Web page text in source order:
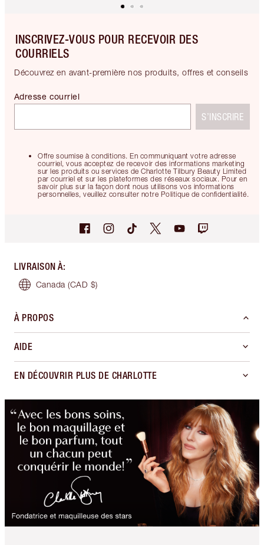
INSCRIVEZ-VOUS POUR RECEVOIR DES
COURRIELS
Découvrez en avant-première nos produits, offres et conseils
Offre soumise à conditions. En communiquant votre adresse
courriel, vous acceptez de recevoir des informations marketing
sur les produits ou services de Charlotte Tilbury Beauty Limited
par courriel et sur les plateformes des réseaux sociaux. Pour en
savoir plus sur la façon dont nous utilisons vos informations
personnelles, veuillez consulter notre Politique de confidentialité.
Adresse courriel
S’INSCRIRE
LIVRAISON À:
Canada (CAD $)
À PROPOS
AIDE
EN DÉCOUVRIR PLUS DE CHARLOTTE